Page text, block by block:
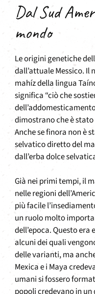
Dal Sud
mondo
Le origini genetiche
dall’attuale Messico. Il
mahíz della lingua
significa “ciò che
dimostrano che è
Anche se finora non è
selvatico diretto del
dall’erba dolce
Già nei primi tempi, il
nelle regioni
più facile
un ruolo molto
dell’epoca. Questo
alcuni dei quali
delle varianti, ma
Mexica e i Maya
umani si fossero
popoli credevano in un